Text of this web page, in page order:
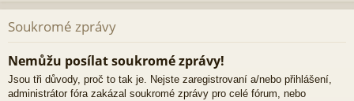
Soukromé zprávy
Nemůžu posílat soukromé zprávy!
Jsou tři důvody, proč to tak je. Nejste zaregistrovaní a/nebo přihlášení,
administrátor fóra zakázal soukromé zprávy pro celé fórum, nebo